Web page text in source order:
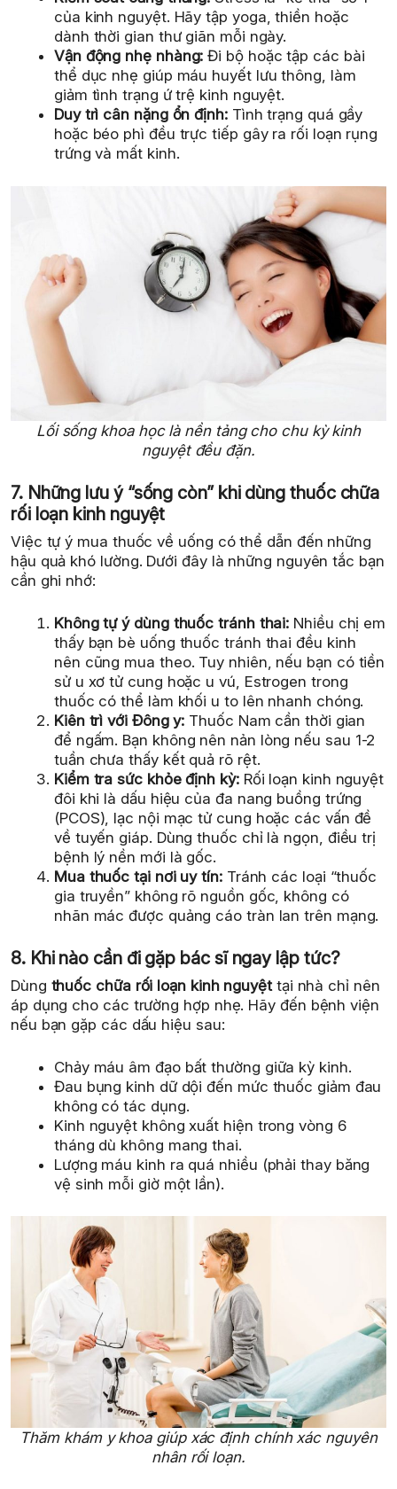
của kinh nguyệt. Hãy tập yoga, thiền hoặc
dành thời gian thư giãn mỗi ngày.
Vận động nhẹ nhàng: Đi bộ hoặc tập các bài
thể dục nhẹ giúp máu huyết lưu thông, làm
giảm tình trạng ứ trệ kinh nguyệt.
Duy trì cân nặng ổn định:Tình trạng quá gầy
hoặc béo phì đều trực tiếp gây ra rối loạn rụng
trứng và mất kinh.
Lối sống khoa học là nền tảng cho chu kỳ kinh
nguyệt đều đặn.
7. Những lưu ý “sống còn” khi dùng thuốc chữa
rối loạn kinh nguyệt
Việc tự ý mua thuốc về uống có thể dẫn đến những
hậu quả khó lường. Dưới đây là những nguyên tắc bạn
cần ghi nhớ:
Không tự ý dùng thuốc tránh thai: Nhiều chị em
thấy bạn bè uống thuốc tránh thai đều kinh
nên cũng mua theo. Tuy nhiên, nếu bạn có tiền
sử u xơ tử cung hoặc u vú, Estrogen trong
thuốc có thể làm khối u to lên nhanh chóng.
Kiên trì với Đông y: Thuốc Nam cần thời gian
để ngấm. Bạn không nên nản lòng nếu sau 1-2
tuần chưa thấy kết quả rõ rệt.
Kiểm tra sức khỏe định kỳ:Rối loạn kinh nguyệt
đôi khi là dấu hiệu của đa nang buồng trứng
(PCOS), lạc nội mạc tử cung hoặc các vấn đề
về tuyến giáp. Dùng thuốc chỉ là ngọn, điều trị
bệnh lý nền mới là gốc.
Mua thuốc tại nơi uy tín:Tránh các loại “thuốc
gia truyền” không rõ nguồn gốc, không có
nhãn mác được quảng cáo tràn lan trên mạng.
8. Khi nào cần đi gặp bác sĩ ngay lập tức?
Dùng thuốc chữa rối loạn kinh nguyệttại nhà chỉ nên
áp dụng cho các trường hợp nhẹ. Hãy đến bệnh viện
nếu bạn gặp các dấu hiệu sau:
Chảy máu âm đạo bất thường giữa kỳ kinh.
Đau bụng kinh dữ dội đến mức thuốc giảm đau
không có tác dụng.
Kinh nguyệt không xuất hiện trong vòng 6
tháng dù không mang thai.
Lượng máu kinh ra quá nhiều (phải thay băng
vệ sinh mỗi giờ một lần).
Thăm khám y khoa giúp xác định chính xác nguyên
nhân rối loạn.